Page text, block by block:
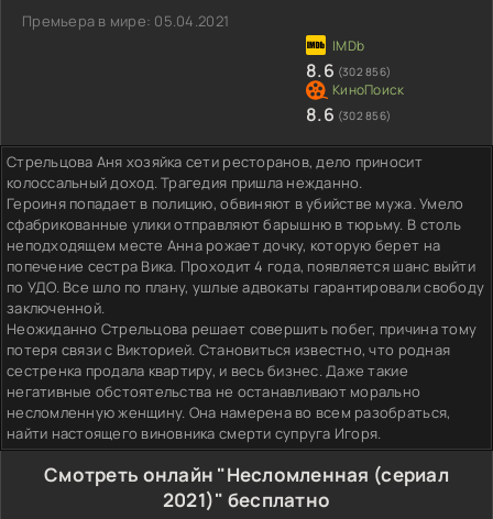
Премьера в мире: 05.04.2021
8.6 (302 856)
8.6 (302 856)
Стрельцова Аня хозяйка сети ресторанов, дело приносит
колоссальный доход. Трагедия пришла нежданно.
Героиня попадает в полицию, обвиняют в убийстве мужа. Умело
сфабрикованные улики отправляют барышню в тюрьму. В столь
неподходящем месте Анна рожает дочку, которую берет на
попечение сестра Вика. Проходит 4 года, появляется шанс выйти
по УДО. Все шло по плану, ушлые адвокаты гарантировали свободу
заключенной.
Неожиданно Стрельцова решает совершить побег, причина тому
потеря связи с Викторией. Становиться известно, что родная
сестренка продала квартиру, и весь бизнес. Даже такие
негативные обстоятельства не останавливают морально
несломленную женщину. Она намерена во всем разобраться,
найти настоящего виновника смерти супруга Игоря.
Смотреть онлайн "Несломленная (сериал
2021)" бесплатно